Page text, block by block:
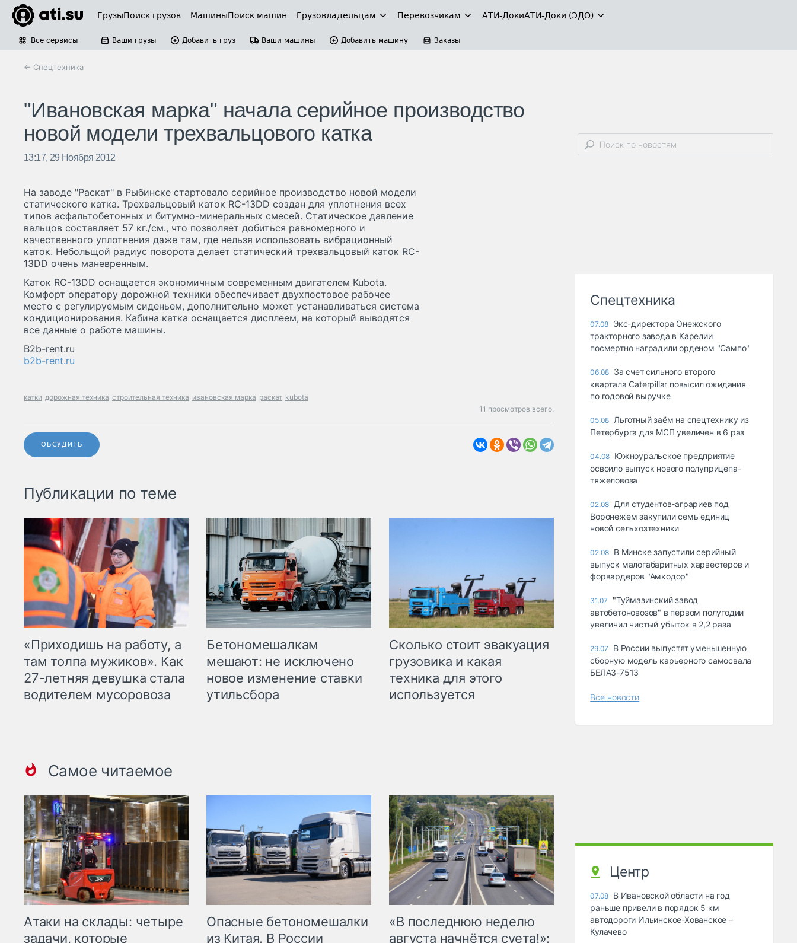
ГрузыПоиск грузов МашиныПоиск машин Грузовладельцам Перевозчикам АТИ-ДокиАТИ-Доки (ЭДО)
Все сервисы Ваши грузы Добавить груз Ваши машины Добавить машину Заказы
← Спецтехника
"Ивановская марка" начала серийное производство
новой модели трехвальцового катка
13:17, 29 Ноября 2012
На заводе "Раскат" в Рыбинске стартовало серийное производство новой модели
статического катка. Трехвальцовый каток RC-13DD создан для уплотнения всех
типов асфальтобетонных и битумно-минеральных смесей. Статическое давление
вальцов составляет 57 кг./см., что позволяет добиться равномерного и
качественного уплотнения даже там, где нельзя использовать вибрационный
каток. Небольщой радиус поворота делает статический трехвальцовый каток RC-
13DD очень маневренным.
Каток RC-13DD оснащается экономичным современным двигателем Kubota.
Комфорт оператору дорожной техники обеспечивает двухпостовое рабочее
место с регулируемым сиденьем, дополнительно может устанавливаться система
кондиционирования. Кабина катка оснащается дисплеем, на который выводятся
все данные о работе машины.
B2b-rent.ru
b2b-rent.ru
катки дорожная техника строительная техника ивановская марка раскат kubota
11 просмотров всего.
ОБСУДИТЬ
Публикации по теме
«Приходишь на работу, а
там толпа мужиков». Как
27-летняя девушка стала
водителем мусоровоза
Бетономешалкам
мешают: не исключено
новое изменение ставки
утильсбора
Сколько стоит эвакуация
грузовика и какая
техника для этого
используется
Самое читаемое
Атаки на склады: четыре
задачи, которые
Опасные бетономешалки
из Китая. В России
«В последнюю неделю
августа начнётся суета!»:
Спецтехника
07.08 Экс-директора Онежского
тракторного завода в Карелии
посмертно наградили орденом "Сампо"
06.08 За счет сильного второго
квартала Caterpillar повысил ожидания
по годовой выручке
05.08 Льготный заём на спецтехнику из
Петербурга для МСП увеличен в 6 раз
04.08 Южноуральское предприятие
освоило выпуск нового полуприцепа-
тяжеловоза
02.08 Для студентов-аграриев под
Воронежем закупили семь единиц
новой сельхозтехники
02.08 В Минске запустили серийный
выпуск малогабаритных харвестеров и
форвардеров "Амкодор"
31.07
"Туймазинский завод
автобетоновозов" в первом полугодии
увеличил чистый убыток в 2,2 раза
29.07
В России выпустят уменьшенную
сборную модель карьерного самосвала
БЕЛАЗ-7513
Все новости
Центр
07.08 В Ивановской области на год
раньше привели в порядок 5 км
автодороги Ильинское-Хованское –
Кулачево